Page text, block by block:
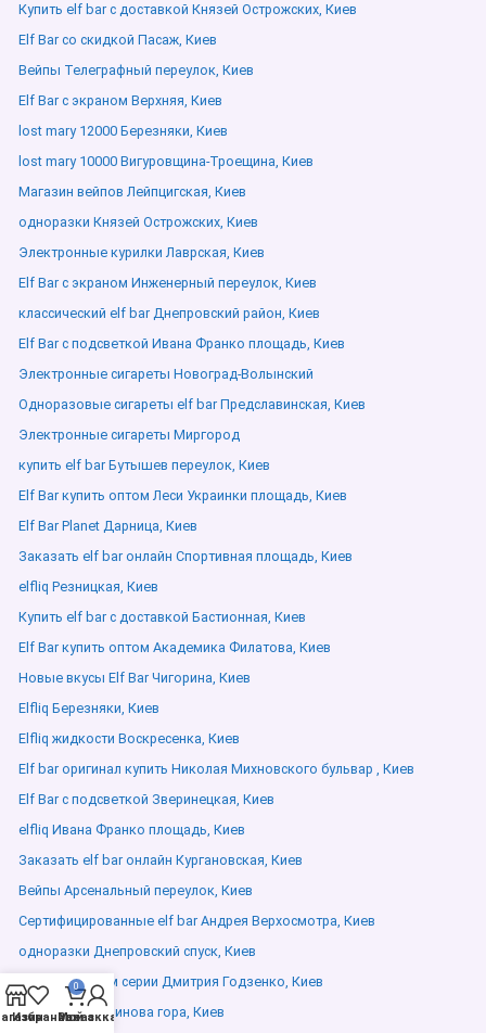
Купить elf bar с доставкой Князей Острожских, Киев
Elf Bar со скидкой Пасаж, Киев
Вейпы Телеграфный переулок, Киев
Elf Bar с экраном Верхняя, Киев
lost mary 12000 Березняки, Киев
lost mary 10000 Вигуровщина-Троещина, Киев
Магазин вейпов Лейпцигская, Киев
одноразки Князей Острожских, Киев
Электронные курилки Лаврская, Киев
Elf Bar с экраном Инженерный переулок, Киев
классический elf bar Днепровский район, Киев
Elf Bar с подсветкой Ивана Франко площадь, Киев
Электронные сигареты Новоград-Волынский
Одноразовые сигареты elf bar Предславинская, Киев
Электронные сигареты Миргород
купить elf bar Бутышев переулок, Киев
Elf Bar купить оптом Леси Украинки площадь, Киев
Elf Bar Planet Дарница, Киев
Заказать elf bar онлайн Спортивная площадь, Киев
elfliq Резницкая, Киев
Купить elf bar с доставкой Бастионная, Киев
Elf Bar купить оптом Академика Филатова, Киев
Новые вкусы Elf Bar Чигорина, Киев
Elfliq Березняки, Киев
Elfliq жидкости Воскресенка, Киев
Elf bar оригинал купить Николая Михновского бульвар , Киев
Elf Bar с подсветкой Зверинецкая, Киев
elfliq Ивана Франко площадь, Киев
Заказать elf bar онлайн Кургановская, Киев
Вейпы Арсенальный переулок, Киев
Сертифицированные elf bar Андрея Верхосмотра, Киев
одноразки Днепровский спуск, Киев
Elf Bar премиум серии Дмитрия Годзенко, Киев
elfliq 10ml Багринова гора, Киев
Избранное
0
Заказ
Мой аккаунт